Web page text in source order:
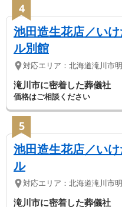
4
池田造生花店／い
ル別館
対応エリア： 北海道滝川市
滝川市に密着した葬儀社
価格はご相談ください
5
池田造生花店／い
ル
対応エリア： 北海道滝川市
滝川市に密着した葬儀社